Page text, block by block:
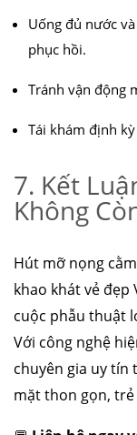
Uống đủ nước
phục hồi.
Tránh vận động
Tái khám định
7. Kết
Không
Hút mỡ nọng
khao khát vẻ đẹp
cuộc phẫu thuật
Với công nghệ
chuyên gia uy tín
mặt thon gọn,